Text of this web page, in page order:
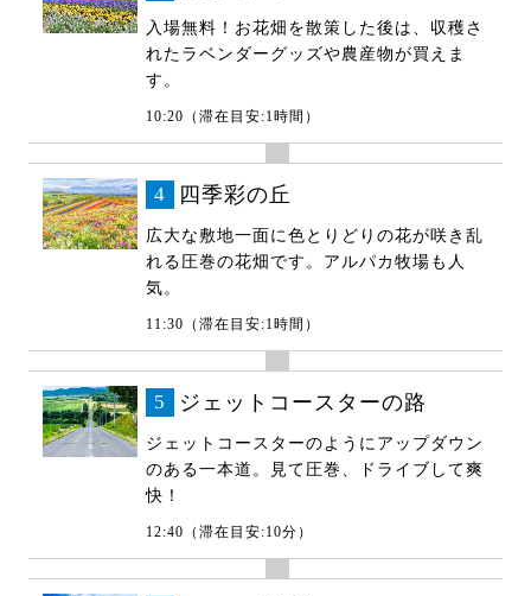
入場無料！お花畑を散策した後は、収穫さ
れたラベンダーグッズや農産物が買えま
す。
10:20（滞在目安:1時間）
4 四季彩の丘
広大な敷地一面に色とりどりの花が咲き乱
れる圧巻の花畑です。アルパカ牧場も人
気。
11:30（滞在目安:1時間）
5 ジェットコースターの路
ジェットコースターのようにアップダウン
のある一本道。見て圧巻、ドライブして爽
快！
12:40（滞在目安:10分）